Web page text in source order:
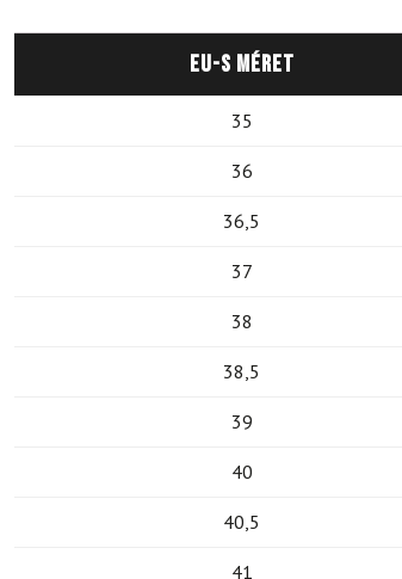
EU-s méret
35
36
36,5
37
38
38,5
39
40
40,5
41